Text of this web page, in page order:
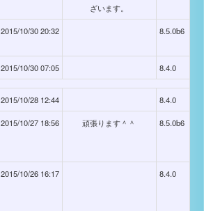
ざいます。
2015/10/30 20:32 8.5.0b6
2015/10/30 07:05 8.4.0
2015/10/28 12:44 8.4.0
2015/10/27 18:56 頑張ります＾＾ 8.5.0b6
2015/10/26 16:17 8.4.0